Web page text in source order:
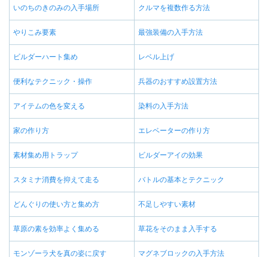
いのちのきのみの入手場所 クルマを複数作る方法
やりこみ要素 最強装備の入手方法
ビルダーハート集め レベル上げ
便利なテクニック・操作 兵器のおすすめ設置方法
アイテムの色を変える 染料の入手方法
家の作り方 エレベーターの作り方
素材集め用トラップ ビルダーアイの効果
スタミナ消費を抑えて走る バトルの基本とテクニック
どんぐりの使い方と集め方 不足しやすい素材
草原の素を効率よく集める 草花をそのまま入手する
モンゾーラ犬を真の姿に戻す マグネブロックの入手方法